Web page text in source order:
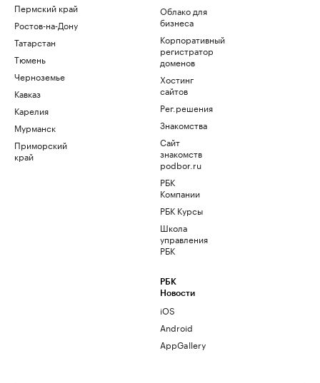
Пермский край
Ростов-на-Дону
Татарстан
Тюмень
Черноземье
Кавказ
Карелия
Мурманск
Приморский
край
Облако для
бизнеса
Корпоративный
регистратор
доменов
Хостинг
сайтов
Рег.решения
Знакомства
Сайт
знакомств
podbor.ru
РБК
Компании
РБК Курсы
Школа
управления
РБК
РБК
Новости
iOS
Android
AppGallery